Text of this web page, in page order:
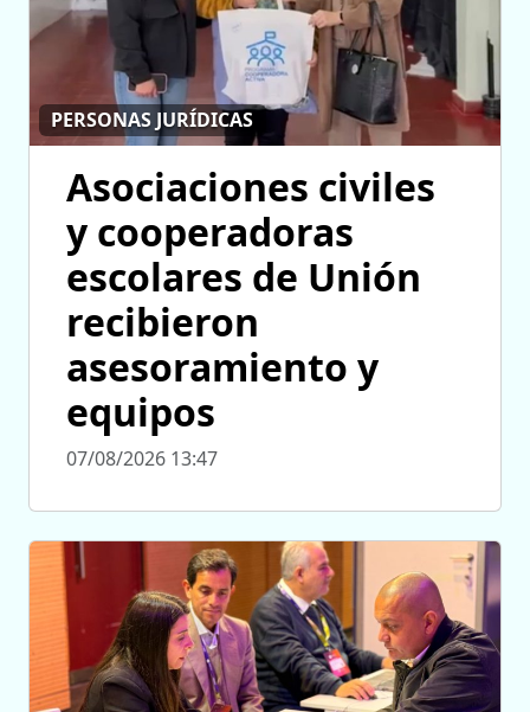
PERSONAS JURÍDICAS
Asociaciones civiles
y cooperadoras
escolares de Unión
recibieron
asesoramiento y
equipos
07/08/2026 13:47